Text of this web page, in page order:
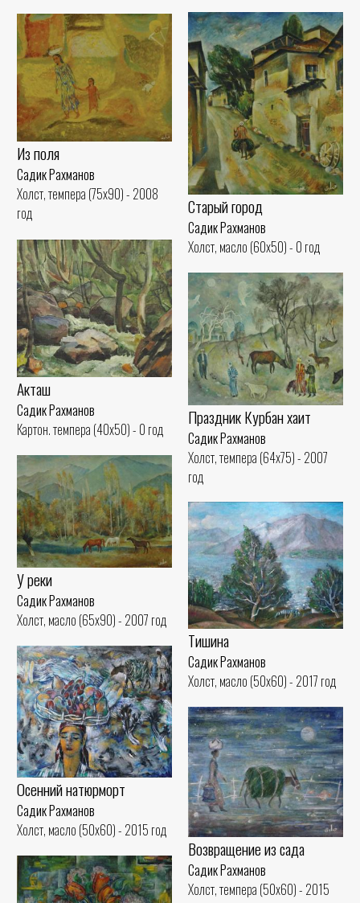
Старый город
Садик Рахманов
Холст, масло (60x50) - 0 год
Из поля
Садик Рахманов
Холст, темпера (75x90) - 2008
год
Акташ
Садик Рахманов
Картон. темпера (40x50) - 0 год
Праздник Курбан хаит
Садик Рахманов
Холст, темпера (64x75) - 2007
год
У реки
Садик Рахманов
Холст, масло (65x90) - 2007 год
Тишина
Садик Рахманов
Холст, масло (50x60) - 2017 год
Осенний натюрморт
Садик Рахманов
Холст, масло (50x60) - 2015 год
Возвращение из сада
Садик Рахманов
Холст, темпера (50x60) - 2015